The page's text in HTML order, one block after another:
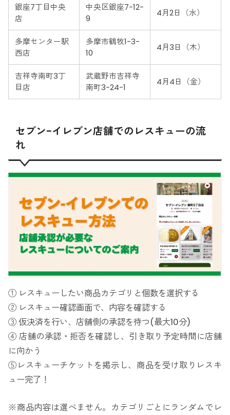
銀座7丁目中央
店
中央区銀座7-12-
9
4月2日（水）
多摩センター駅
西店
多摩市鶴牧1-3-
10
4月3日（木）
吉祥寺南町3丁
目店
武蔵野市吉祥寺
南町3-24-1
4月4日（金）
セブン-イレブン店舗でのレスキューの流
れ
① レスキューしたい商品カテゴリと個数を選択する
② レスキュー確認画面で、内容を確認する
③ 仮決済を行い、店舗側の承認を待つ(最大10分)
④ 店舗の承認・拒否を確認し、引き取り予定時間に店舗
に向かう
⑤レスキューチケットを掲示し、商品を受け取りレスキ
ュー完了！
※商品内容は選べません。カテゴリごとにランダムでレ